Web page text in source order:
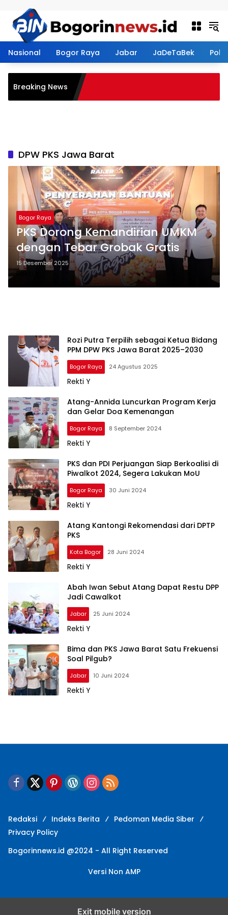
Nasional Bogor Raya Jabar JaDeTaBek
Breaking News
DPW PKS Jawa Barat
Bogor Raya
PKS Dorong Kemandirian UMKM
dengan Tebar Grobak Gratis
15 Desember 2025
Rekti Y
Rozi Putra Terpilih sebagai Ketua Bidang
PPM DPW PKS Jawa Barat 2025–2030
Bogor Raya 24 Agustus 2025
Rekti Y
Atang-Annida Luncurkan Program Kerja
dan Gelar Doa Kemenangan
Bogor Raya 8 September 2024
Rekti Y
PKS dan PDI Perjuangan Siap Berkoalisi di
Piwalkot 2024, Segera Lakukan MoU
Bogor Raya 30 Juni 2024
Rekti Y
Atang Kantongi Rekomendasi dari DPTP
PKS
Kota Bogor 28 Juni 2024
Rekti Y
Abah Iwan Sebut Atang Dapat Restu DPP
Jadi Cawalkot
Jabar 25 Juni 2024
Rekti Y
Bima dan PKS Jawa Barat Satu Frekuensi
Soal Pilgub?
Jabar 10 Juni 2024
Rekti Y
Redaksi Indeks Berita
Pedoman Media Siber
Privacy Policy
Bogorinnews.id @2024 - All Right Reserved
Versi Non AMP
Exit mobile version